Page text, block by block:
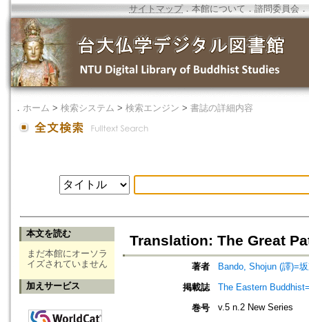
サイトマップ．本館について ． 諮問委員会 ．
． ホーム > 検索システム > 検索エンジン > 書誌の詳細内容
本文を読む
まだ本館にオーソラ
イズされていません
加えサービス
Translation: The Great
著者
Bando, Shojun (譯)=
掲載誌
The Eastern
巻号
v.5 n.2 New Series